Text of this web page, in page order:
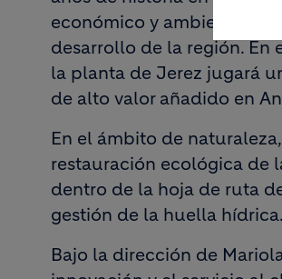
económico y ambiental
desarrollo de la región. En
la planta de Jerez jugará
de alto valor añadido en
En el ámbito de
restauración ecológica de
dentro de la hoja de ruta
gestión de la huella hídrica.
Bajo la dirección de